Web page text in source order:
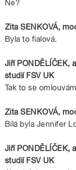
Ne?
Zita SENKOVÁ,
Byla to fialová.
Jiří PONDĚLÍČEK,
studií FSV UK
Tak to se
Zita SENKOVÁ,
Bílá byla Jennifer
Jiří PONDĚLÍČEK,
studií FSV UK